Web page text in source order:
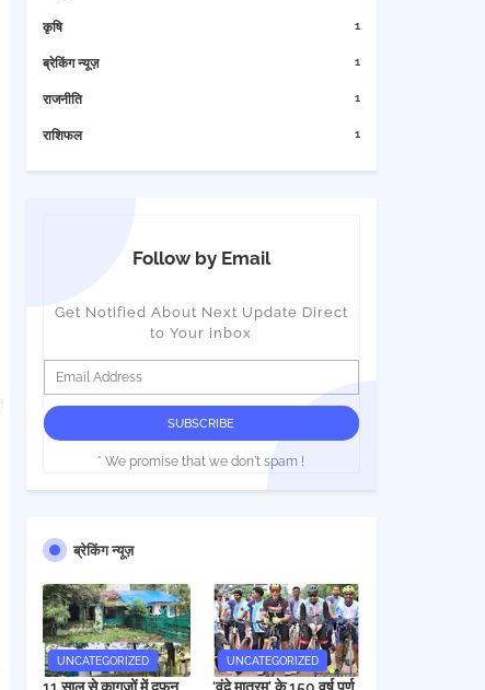
कृषि 1
ब्रेकिंग न्यूज़ 1
राजनीति 1
राशिफल 1
Follow by Email
Get Notified About Next Update Direct
to Your inbox
* We promise that we don't spam !
ब्रेकिंग न्यूज़
UNCATEGORIZED UNCATEGORIZED